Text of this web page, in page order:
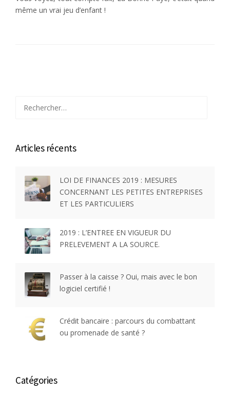
même un vrai jeu d’enfant !
Articles récents
LOI DE FINANCES 2019 : MESURES
CONCERNANT LES PETITES ENTREPRISES
ET LES PARTICULIERS
2019 : L’ENTREE EN VIGUEUR DU
PRELEVEMENT A LA SOURCE.
Passer à la caisse ? Oui, mais avec le bon
logiciel certifié !
Crédit bancaire : parcours du combattant
ou promenade de santé ?
Catégories